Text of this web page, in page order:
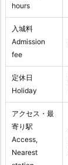
hours
入城料
Admission
fee
定休日
Holiday
アクセス・最
寄り駅
Access,
Nearest